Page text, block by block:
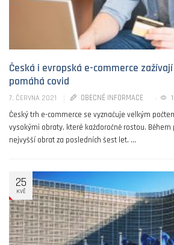
Česká i evropská e-commerce
pomáhá covid
7. ČERVNA 2021 OBECNÉ INFORMACE
Český trh e-commerce se vyznačuje velkým
vysokými obraty, které každoročně rostou. Během
nejvyšší obrat za posledních šest let. ...
25
KVĚ